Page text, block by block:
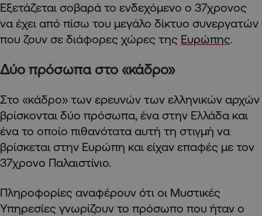
Εξετάζεται σοβαρά το ενδεχόμενο ο 37χρονος
να έχει από πίσω του μεγάλο δίκτυο συνεργατών
που ζουν σε διάφορες χώρες της Ευρώπης.
Δύο πρόσωπα στο «κάδρο»
Στο «κάδρο» των ερευνών των ελληνικών αρχών
βρίσκονται δύο πρόσωπα, ένα στην Ελλάδα και
ένα το οποίο πιθανότατα αυτή τη στιγμή να
βρίσκεται στην Ευρώπη και είχαν επαφές με τον
37χρονο Παλαιστίνιο.
Πληροφορίες αναφέρουν ότι οι Μυστικές
Υπηρεσίες γνωρίζουν το πρόσωπο που ήταν ο